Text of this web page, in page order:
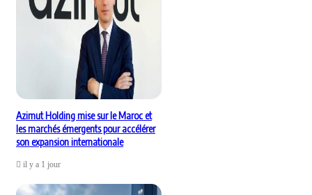
Azimut Holding mise sur le Maroc et
les marchés émergents pour accélérer
son expansion internationale
il y a 1 jour